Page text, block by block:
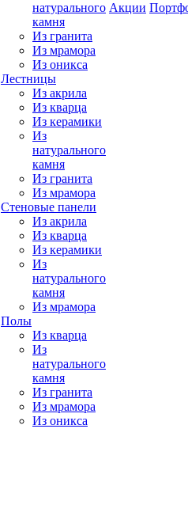
натурального
камня
Из гранита
Из мрамора
Из оникса
Лестницы
Из акрила
Из кварца
Из керамики
Из
натурального
камня
Из гранита
Из мрамора
Стеновые панели
Из акрила
Из кварца
Из керамики
Из
натурального
камня
Из мрамора
Полы
Из кварца
Из
натурального
камня
Из гранита
Из мрамора
Из оникса
Акции